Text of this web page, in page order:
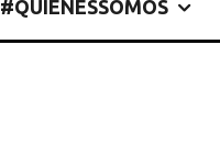
#QUIENESSOMOS